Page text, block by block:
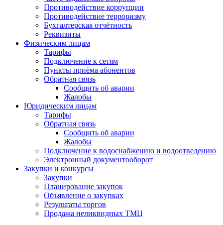
Противодействие коррупции
Противодействие терроризму
Бухгалтерская отчётность
Реквизиты
Физическим лицам
Тарифы
Подключение к сетям
Пункты приёма абонентов
Обратная связь
Сообщить об аварии
Жалобы
Юридическим лицам
Тарифы
Обратная связь
Сообщить об аварии
Жалобы
Подключение к водоснабжению и водоотведению
Электронный документооборот
Закупки и конкурсы
Закупки
Планирование закупок
Объявление о закупках
Результаты торгов
Продажа неликвидных ТМЦ